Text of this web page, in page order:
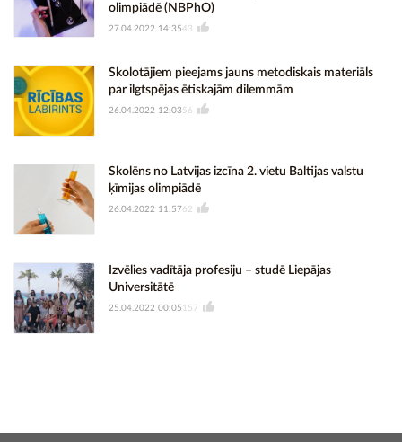
olimpiādē (NBPhO)
27.04.2022 14:3543
Skolotājiem pieejams jauns metodiskais materiāls
par ilgtspējas ētiskajām dilemmām
26.04.2022 12:03 56
Skolēns no Latvijas izcīna 2. vietu Baltijas valstu
ķīmijas olimpiādē
26.04.2022 11:5762
Izvēlies vadītāja profesiju – studē Liepājas
Universitātē
25.04.2022 00:05 157